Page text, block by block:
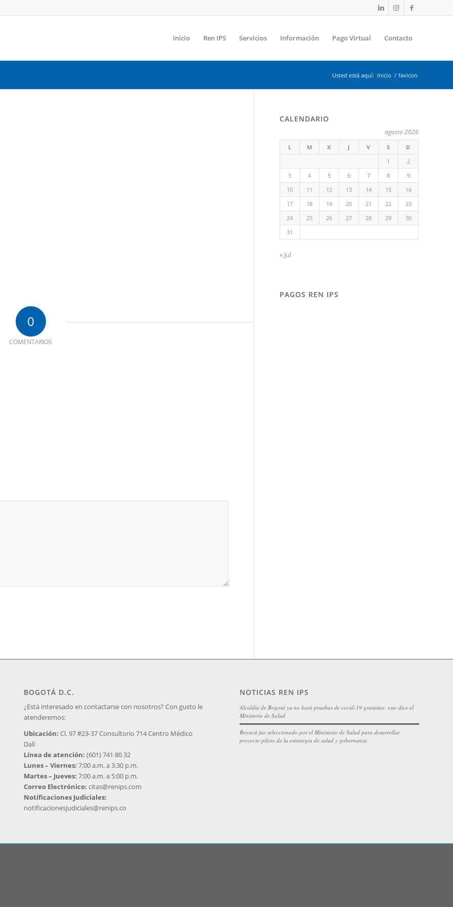
Inicio Ren IPS Servicios Información Pago Virtual Contacto
Usted está aquí: Inicio / favicon
0
COMENTARIOS
CALENDARIO
agosto 2026
L M X J V S
D
1
2
3
4 5 6 7 8
9
10
11 12 13 14 15
16
17
18 19 20 21 22
23
24
25 26 27 28 29
30
31
« Jul
PAGOS REN IPS
BOGOTÁ D.C.
¿Está interesado en contactarse con nosotros? Con gusto le
atenderemos:
Ubicación: Cl. 97 #23-37 Consultorio 714 Centro Médico
Dalí
Línea de atención: (601) 741 80 32
Lunes – Viernes: 7:00 a.m. a 3:30 p.m.
Martes – Jueves: 7:00 a.m. a 5:00 p.m.
Correo Electrónico: citas@renips.com
Notificaciones Judiciales:
notificacionesjudiciales@renips.co
NOTICIAS REN IPS
Alcaldía de Bogotá ya no hará pruebas de covid-19 gratuitas: esto dice el
Ministerio de Salud
Boyacá fue seleccionado por el Ministerio de Salud para desarrollar
proyecto piloto de la estrategia de salud y gobernanza